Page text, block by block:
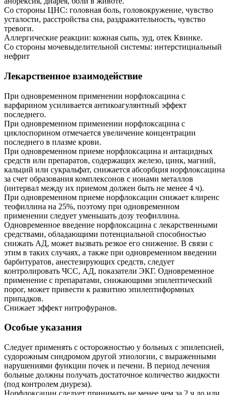
Со стороны ЦНС: головная боль, головокружение, чувство
усталости, расстройства сна, раздражительность, чувство
тревоги.
Аллергические реакции: кожная сыпь, зуд, отек Квинке.
Co стороны мочевыделительной системы: интерстициальный
нефрит
Лекарственное взаимодействие
При одновременном применении норфлоксацина с
варфарином усиливается антикоагулянтный эффект
последнего.
При одновременном применении норфлоксацина с
циклоспорином отмечается увеличение концентрации
последнего в плазме крови.
При одновременном приеме норфлоксацина и антацидных
средств или препаратов, содержащих железо, цинк, магний,
кальций или сукральфат, снижается абсорбция норфлоксацина
за счет образования комплексонов с ионами металлов
(интервал между их приемом должен быть не менее 4 ч).
При одновременном приеме норфлоксацин снижает клиренс
теофиллина на 25%, поэтому при одновременном
применении следует уменьшать дозу теофиллина.
Одновременное введение норфлоксацина с лекарственными
средствами, обладающими потенциальной способностью
снижать АД, может вызвать резкое его снижение. В связи с
этим в таких случаях, а также при одновременном введении
барбитуратов, анестезирующих средств, следует
контролировать ЧСС, АД, показатели ЭКГ. Одновременное
применение с препаратами, снижающими эпилептический
порог, может привести к развитию эпилептиформных
припадков.
Снижает эффект нитрофуранов.
Особые указания
Следует применять с осторожностью у больных с эпилепсией,
судорожным синдромом другой этиологии, с выраженными
нарушениями функции почек и печени. В период лечения
больные должны получать достаточное количество жидкости
(под контролем диуреза).
Норфлоксацин следует принимать не менее чем за 2 ч до или